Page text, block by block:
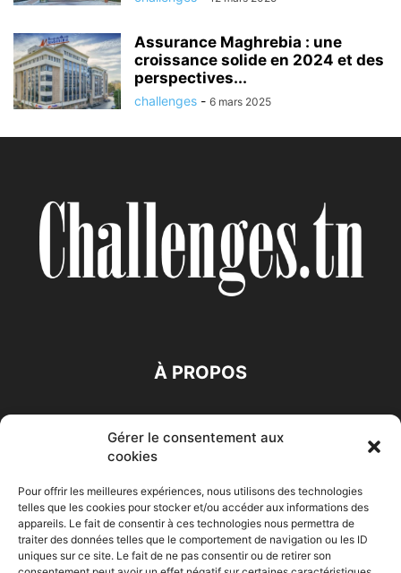
Gérer le consentement aux
cookies
Pour offrir les meilleures expériences, nous utilisons des technologies
telles que les cookies pour stocker et/ou accéder aux informations des
appareils. Le fait de consentir à ces technologies nous permettra de
traiter des données telles que le comportement de navigation ou les ID
uniques sur ce site. Le fait de ne pas consentir ou de retirer son
Assurance Maghrebia : une
croissance solide en 2024 et des
perspectives...
challenges - 6 mars 2025
À PROPOS
Accueil Economie Entreprises Entrepreneur